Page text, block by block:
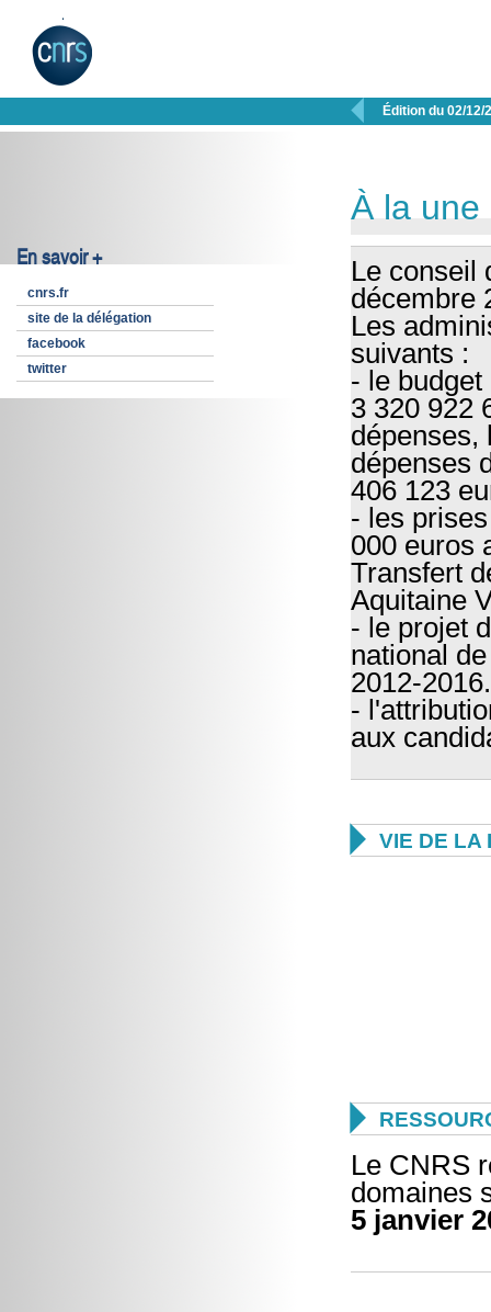
 Édition du 02/12/
En savoir +
cnrs.fr
site de la délégation
facebook
twitter
À la une
Le conseil
décembre
Les
suivants :
- le budget
3 320 922
dépenses,
dépenses
406 123
- les
000 euros
Transfert
Aquitaine
- le projet
national
2012-2016.
-
aux
 VIE DE LA

Le CNRS
domaines
5 janvier